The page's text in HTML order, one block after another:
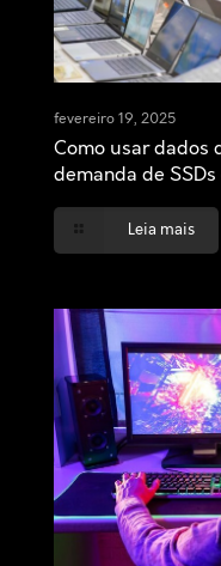
fevereiro 19, 2025
Como usar dados
demanda de SSDs
Leia mais